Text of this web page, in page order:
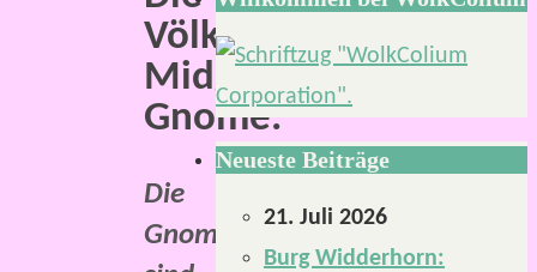
Völker
Midgards:
Gnome.
Die
Gnome
Neueste Beiträge
21. Juli 2026
Burg Widderhorn: